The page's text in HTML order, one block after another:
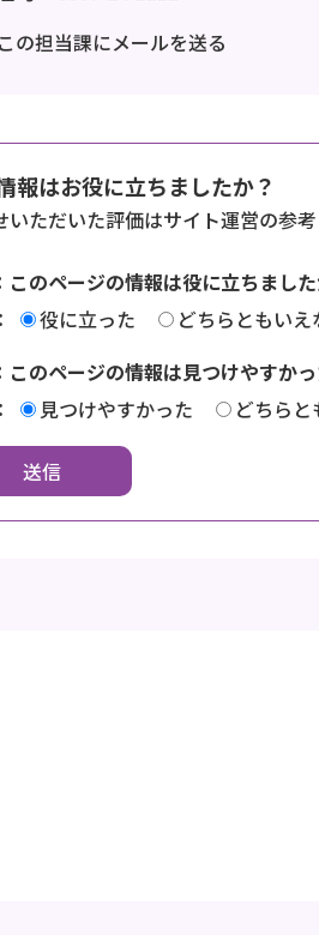
この担当課にメールを送る
報はお役に立ちましたか？
いただいた評価はサイト運営の参考
このページの情報は役に立ちました
役に立った どちらともいえ
このページの情報は見つけやすか
見つけやすかった どちら